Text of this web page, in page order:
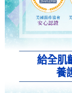
給全肌
養